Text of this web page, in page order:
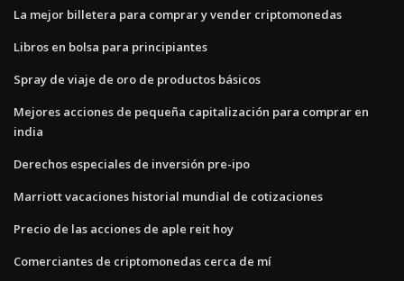
La mejor billetera para comprar y vender criptomonedas
Libros en bolsa para principiantes
Spray de viaje de oro de productos básicos
Mejores acciones de pequeña capitalización para comprar en
india
Derechos especiales de inversión pre-ipo
Marriott vacaciones historial mundial de cotizaciones
Precio de las acciones de aple reit hoy
Comerciantes de criptomonedas cerca de mí